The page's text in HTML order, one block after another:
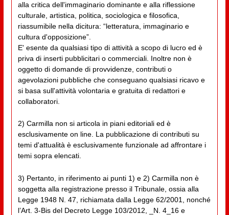
alla critica dell'immaginario dominante e alla riflessione
culturale, artistica, politica, sociologica e filosofica,
riassumibile nella dicitura: “letteratura, immaginario e
cultura d'opposizione”.
E' esente da qualsiasi tipo di attività a scopo di lucro ed è
priva di inserti pubblicitari o commerciali. Inoltre non è
oggetto di domande di provvidenze, contributi o
agevolazioni pubbliche che conseguano qualsiasi ricavo e
si basa sull'attività volontaria e gratuita di redattori e
collaboratori.
2) Carmilla non si articola in piani editoriali ed è
esclusivamente on line. La pubblicazione di contributi su
temi d'attualità è esclusivamente funzionale ad affrontare i
temi sopra elencati.
3) Pertanto, in riferimento ai punti 1) e 2) Carmilla non è
soggetta alla registrazione presso il Tribunale, ossia alla
Legge 1948 N. 47, richiamata dalla Legge 62/2001, nonché
l’Art. 3-Bis del Decreto Legge 103/2012, _N. 4_16 e